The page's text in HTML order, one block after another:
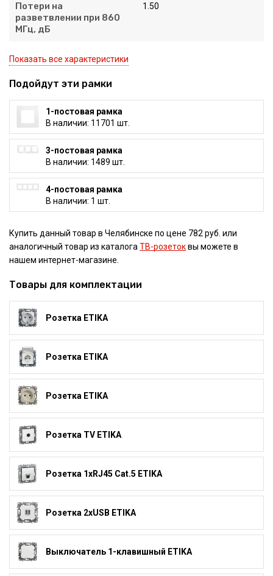
Потери на
разветвлении при 860
МГц, дБ
1.50
Показать все характеристики
Подойдут эти рамки
1-постовая рамка
В наличии: 11701 шт.
3-постовая рамка
В наличии: 1489 шт.
4-постовая рамка
В наличии: 1 шт.
Купить данный товар в Челябинске по цене 782 руб. или
аналогичный товар из каталогаТВ-розетоквы можете в
нашем интернет-магазине.
Товары для комплектации
Розетка ETIKA
Розетка ETIKA
Розетка ETIKA
Розетка TV ETIKA
Розетка 1xRJ45 Cat.5 ETIKA
Розетка 2xUSB ETIKA
Выключатель 1-клавишный ETIKA